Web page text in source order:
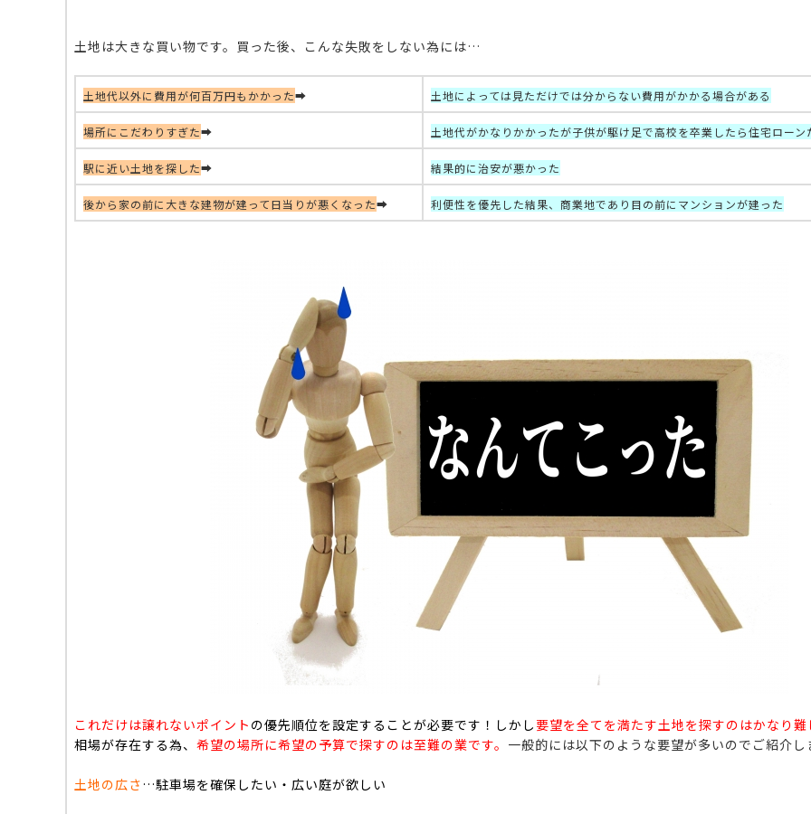
土地は大きな買い物です。買った後、こんな失敗をしない為には…
土地代以外に費用が何百万円もかかった➡ 土地によっては見ただけでは分からない費用がかかる場合がある
場所にこだわりすぎた➡ 土地代がかなりかかったが子供が駆け足で高校を卒業したら住宅ローン
駅に近い土地を探した➡ 結果的に治安が悪かった
後から家の前に大きな建物が建って日当りが悪くなった➡ 利便性を優先した結果、商業地であり目の前にマンションが建った
これだけは譲れないポイント の優先順位を設定することが必要です！しかし 要望を全てを満たす土地を探すの はかなり
相場が存在する為、 希望の場所に希望の予算で探すのは至難の業です。 一般的には以下のような要望が多いのでご紹介し
土地の広さ…駐車場を確保したい・広い庭が欲しい